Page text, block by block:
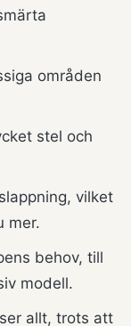
områden
stel och
vilket
mer.
behov, till
modell.
allt, trots att